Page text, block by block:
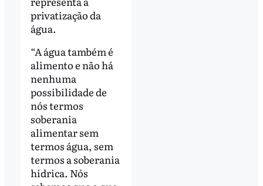
privatização da
água.
“A água também é
alimento e não há
nenhuma
possibilidade de
nós termos
soberania
alimentar sem
termos água, sem
termos a soberania
hídrica. Nós